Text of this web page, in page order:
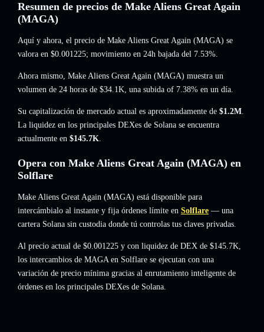
Resumen de precios de Make Aliens Great Again
(MAGA)
Aquí y ahora, el precio de Make Aliens Great Again (MAGA) se
valora en $0.001225; movimiento en 24h bajada del 7.53%.
Ahora mismo, Make Aliens Great Again (MAGA) muestra un
volumen de 24 horas de $34.1K, una subida of 7.38% en un día.
Su capitalización de mercado actual es aproximadamente de $1.2M.
La liquidez en los principales DEXes de Solana se encuentra
actualmente en $145.7K.
Opera con Make Aliens Great Again (MAGA) en
Solflare
Make Aliens Great Again (MAGA) está disponible para
intercámbialo al instante y fija órdenes límite en Solflare — una
cartera Solana sin custodia donde tú controlas tus claves privadas.
Al precio actual de $0.001225 y con liquidez de DEX de $145.7K,
los intercambios de MAGA en Solflare se ejecutan con una
variación de precio mínima gracias al enrutamiento inteligente de
órdenes en los principales DEXes de Solana.